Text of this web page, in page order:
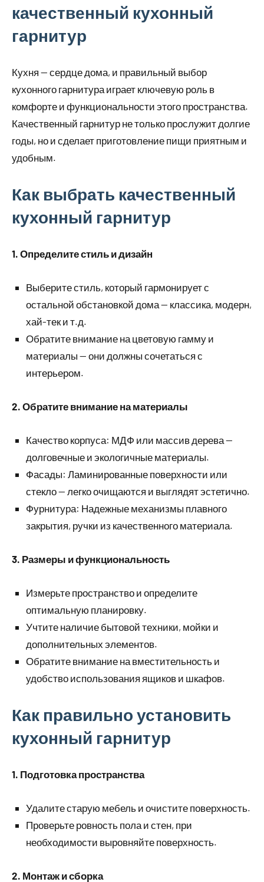
качественный кухонный
гарнитур
Кухня — сердце дома, и правильный выбор
кухонного гарнитура играет ключевую роль в
комфорте и функциональности этого пространства.
Качественный гарнитур не только прослужит долгие
годы, но и сделает приготовление пищи приятным и
удобным.
Как выбрать качественный
кухонный гарнитур
1. Определите стиль и дизайн
Выберите стиль, который гармонирует с
остальной обстановкой дома — классика, модерн,
хай-тек и т.д.
Обратите внимание на цветовую гамму и
материалы — они должны сочетаться с
интерьером.
2. Обратите внимание на материалы
Качество корпуса: МДФ или массив дерева —
долговечные и экологичные материалы.
Фасады: Ламинированные поверхности или
стекло — легко очищаются и выглядят эстетично.
Фурнитура: Надежные механизмы плавного
закрытия, ручки из качественного материала.
3. Размеры и функциональность
Измерьте пространство и определите
оптимальную планировку.
Учтите наличие бытовой техники, мойки и
дополнительных элементов.
Обратите внимание на вместительность и
удобство использования ящиков и шкафов.
Как правильно установить
кухонный гарнитур
1. Подготовка пространства
Удалите старую мебель и очистите поверхность.
Проверьте ровность пола и стен, при
необходимости выровняйте поверхность.
2. Монтаж и сборка